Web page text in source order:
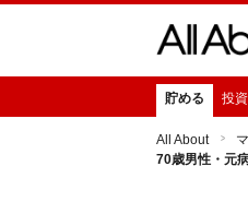
貯める 投資
All About
70歳男性・元